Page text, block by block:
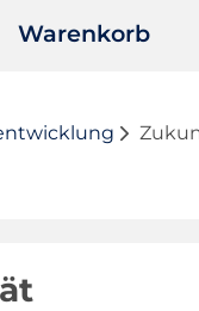
Warenkorb